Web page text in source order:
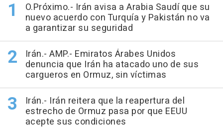
O.Próximo.- Irán avisa a Arabia Saudí que su
nuevo acuerdo con Turquía y Pakistán no va
a garantizar su seguridad
Irán.- AMP.- Emiratos Árabes Unidos
denuncia que Irán ha atacado uno de sus
cargueros en Ormuz, sin víctimas
Irán.- Irán reitera que la reapertura del
estrecho de Ormuz pasa por que EEUU
acepte sus condiciones